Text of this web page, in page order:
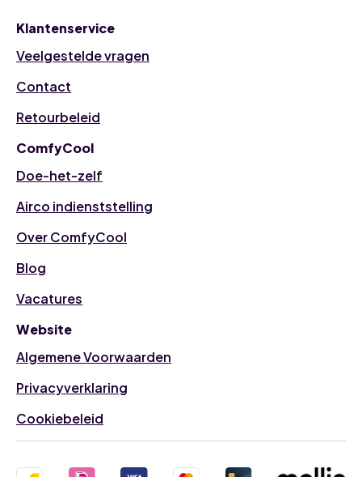
Klantenservice
Veelgestelde vragen
Contact
Retourbeleid
ComfyCool
Doe-het-zelf
Airco indienststelling
Over ComfyCool
Blog
Vacatures
Website
Algemene Voorwaarden
Privacyverklaring
Cookiebeleid